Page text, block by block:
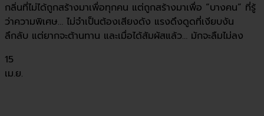
กลิ่นที่ไม่ได้ถูกสร้างมาเพื่อทุกคน แต่ถูกสร้างมาเพื่อ “บางคน” ที่รู้
ว่าความพิเศษ… ไม่จำเป็นต้องเสียงดัง แรงดึงดูดที่เงียบงัน
ลึกลับ แต่ยากจะต้านทาน และเมื่อได้สัมผัสแล้ว… มักจะลืมไม่ลง
15
เม.ย.